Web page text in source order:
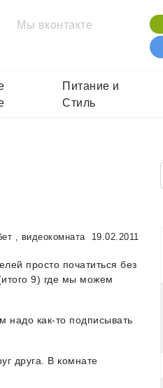
Мы вконтакте
Питание и
Стиль
, видеокомната 19.02.2011
просто початиться без
9) где мы можем
надо как-то подписывать
друга. В комнате